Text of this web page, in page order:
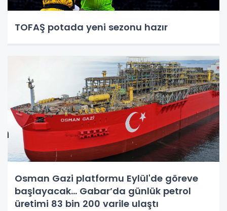
TOFAŞ potada yeni sezonu hazır
Osman Gazi platformu Eylül'de göreve
başlayacak... Gabar’da günlük petrol
üretimi 83 bin 200 varile ulaştı